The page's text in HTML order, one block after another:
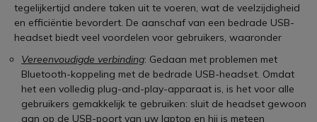
tegelijkertijd andere taken uit te voeren, wat de veelzijdigheid
en efficiëntie bevordert. De aanschaf van een bedrade USB-
headset biedt veel voordelen voor gebruikers, waaronder
Vereenvoudigde verbinding: Gedaan met problemen met
Bluetooth-koppeling met de bedrade USB-headset. Omdat
het een volledig plug-and-play-apparaat is, is het voor alle
gebruikers gemakkelijk te gebruiken: sluit de headset gewoon
aan op de USB-poort van uw laptop en hij is meteen